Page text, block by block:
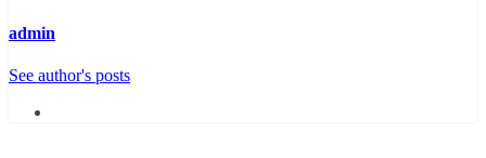
admin
See author's posts